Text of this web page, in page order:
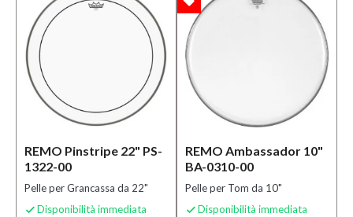
REMO Pinstripe 22" PS-
1322-00
Pelle per Grancassa da 22"
 Disponibilità immediata
REMO Ambassador 10"
BA-0310-00
Pelle per Tom da 10"
 Disponibilità immediata